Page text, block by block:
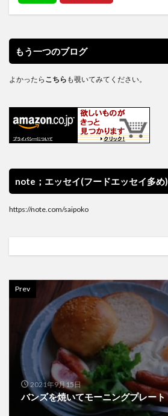
もう一つのブログ
よかったら こちら も覗いてみてください。
note；エッセイ(フードエッセイ多め)
https://note.com/saipoko
Prev
2021年9月15日
バンズを焼いてモーニングプレート